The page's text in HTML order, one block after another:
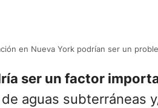
en Nueva York podrían ser un
ser un factor
aguas subterráneas